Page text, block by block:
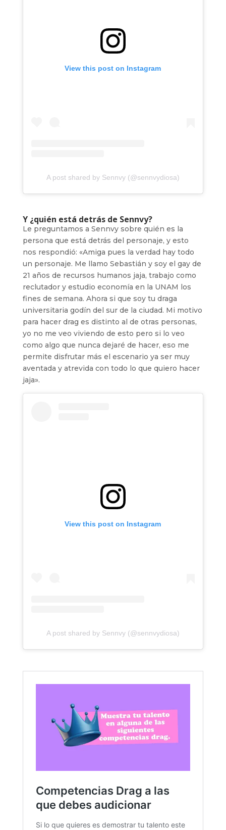
View this post on Instagram
A post shared by Sennvy (@sennvydiosa)
Y ¿quién está detrás de Sennvy?
Le preguntamos a Sennvy sobre quién es la
persona que está detrás del personaje, y esto
nos respondió: «Amiga pues la verdad hay todo
un personaje. Me llamo Sebastián y soy el gay de
21 años de recursos humanos jaja, trabajo como
reclutador y estudio economía en la UNAM los
fines de semana. Ahora si que soy tu draga
universitaria godín del sur de la ciudad. Mi motivo
para hacer drag es distinto al de otras personas,
yo no me veo viviendo de esto pero si lo veo
como algo que nunca dejaré de hacer, eso me
permite disfrutar más el escenario ya ser muy
aventada y atrevida con todo lo que quiero hacer
jaja».
View this post on Instagram
A post shared by Sennvy (@sennvydiosa)